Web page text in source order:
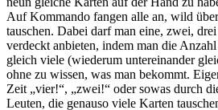
Auf Kommando fangen alle an, wild
tauschen. Dabei darf man eine, zwei,
verdeckt anbieten, indem man die
gleich viele (wiederum untereinander
ohne zu wissen, was man bekommt.
Zeit „vier!“, „zwei!“ oder sowas durch
Leuten, die genauso viele Karten